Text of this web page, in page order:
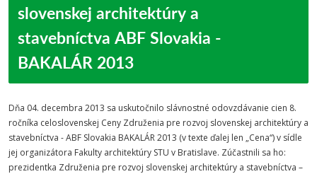
slovenskej architektúry a
stavebníctva ABF Slovakia -
BAKALÁR 2013
Dňa 04. decembra 2013 sa uskutočnilo slávnostné odovzdávanie cien 8.
ročníka celoslovenskej Ceny Združenia pre rozvoj slovenskej architektúry a
stavebníctva - ABF Slovakia BAKALÁR 2013 (v texte ďalej len „Cena“) v sídle
jej organizátora Fakulty architektúry STU v Bratislave. Zúčastnili sa ho:
prezidentka Združenia pre rozvoj slovenskej architektúry a stavebníctva –